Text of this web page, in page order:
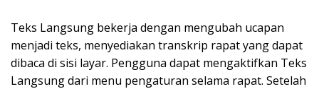
Teks Langsung bekerja dengan mengubah ucapan
menjadi teks, menyediakan transkrip rapat yang dapat
dibaca di sisi layar. Pengguna dapat mengaktifkan Teks
Langsung dari menu pengaturan selama rapat. Setelah